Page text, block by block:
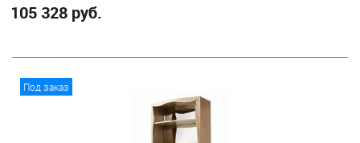
105 328 руб.
Под заказ